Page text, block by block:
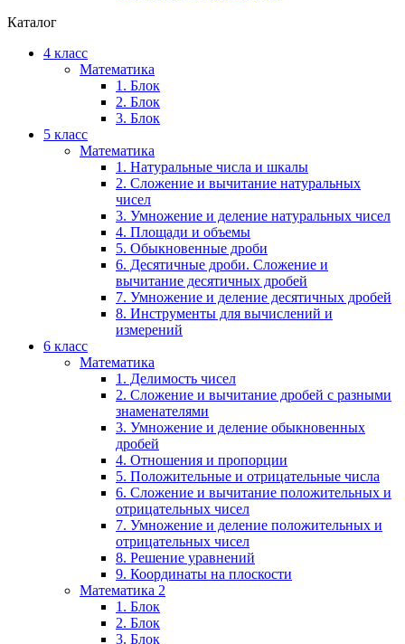
Каталог
4 класс
Математика
1. Блок
2. Блок
3. Блок
5 класс
Математика
1. Натуральные числа и шкалы
2. Сложение и вычитание натуральных
чисел
3. Умножение и деление натуральных чисел
4. Площади и объемы
5. Обыкновенные дроби
6. Десятичные дроби. Сложение и
вычитание десятичных дробей
7. Умножение и деление десятичных дробей
8. Инструменты для вычислений и
измерений
6 класс
Математика
1. Делимость чисел
2. Сложение и вычитание дробей с разными
знаменателями
3. Умножение и деление обыкновенных
дробей
4. Отношения и пропорции
5. Положительные и отрицательные числа
6. Сложение и вычитание положительных и
отрицательных чисел
7. Умножение и деление положительных и
отрицательных чисел
8. Решение уравнений
9. Координаты на плоскости
Математика 2
1. Блок
2. Блок
3. Блок